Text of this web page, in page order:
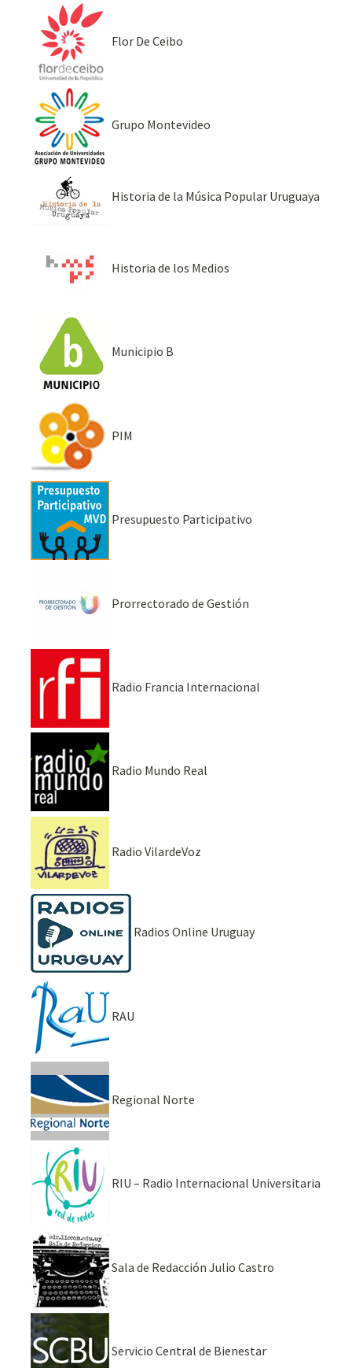
Flor De Ceibo
Grupo Montevideo
Historia de la Música Popular Uruguaya
Historia de los Medios
Municipio B
PIM
Presupuesto Participativo
Prorrectorado de Gestión
Radio Francia Internacional
Radio Mundo Real
Radio VilardeVoz
Radios Online Uruguay
RAU
Regional Norte
RIU – Radio Internacional Universitaria
Sala de Redacción Julio Castro
Servicio Central de Bienestar